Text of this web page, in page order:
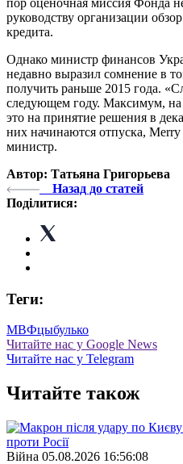
руководству организации
кредита.
Однако министр финансов
недавно выразил сомнение в
получить раньше 2015 года.
следующем году. Максимум,
это на принятие решения в
них начинаются отпуска,
министр.
Автор: Татьяна Григорьева
Назад до статей
Поділитися:
Теги:
МВФцыбулько
Читайте нас у Google News
Читайте нас у Telegram
Читайте також
Війна 05.08.2026 16:56:08